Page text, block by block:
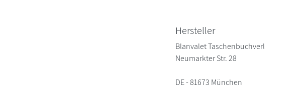
Hersteller
Blanvalet Taschenbuchverl
Neumarkter Str. 28
DE - 81673 München